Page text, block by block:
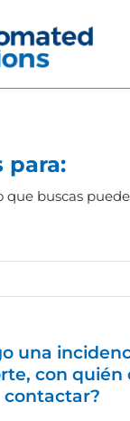
para:
que buscas
una
con quién
contactar?